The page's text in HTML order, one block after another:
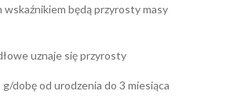
będą przyrosty masy
uznaje się przyrosty
g/dobę od urodzenia do 3 miesiąca